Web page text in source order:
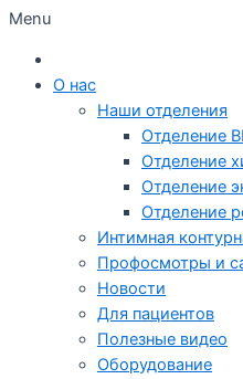
Menu
О нас
Наши отделения
Отделение
Отделение
Отделение
Отделение
Интимная
Профосмотры и
Новости
Для пациентов
Полезные видео
Оборудование